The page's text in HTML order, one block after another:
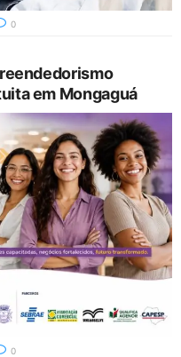
0
em Mongaguá
0